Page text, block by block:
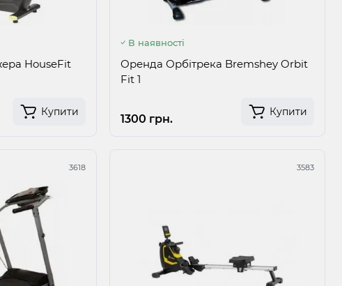
HouseFit
Купити
В наявності
Оренда Орбітрека Bremshey Orbit
Fit 1
1300 грн.
Купити
3618 3583